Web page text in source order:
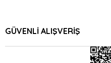
GÜVENLİ ALIŞVERİŞ